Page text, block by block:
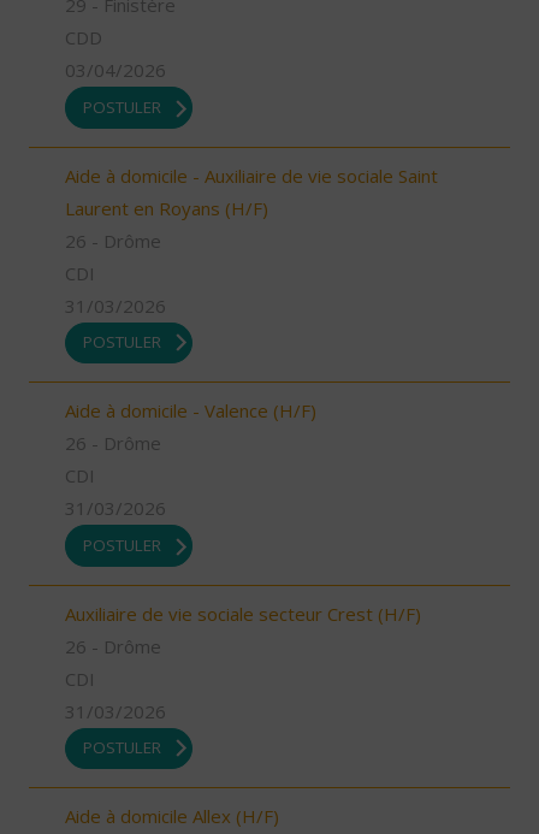
29 - Finistère
CDD
03/04/2026
POSTULER
Aide à domicile - Auxiliaire de vie sociale Saint
Laurent en Royans (H/F)
26 - Drôme
CDI
31/03/2026
POSTULER
Aide à domicile - Valence (H/F)
26 - Drôme
CDI
31/03/2026
POSTULER
Auxiliaire de vie sociale secteur Crest (H/F)
26 - Drôme
CDI
31/03/2026
POSTULER
Aide à domicile Allex (H/F)